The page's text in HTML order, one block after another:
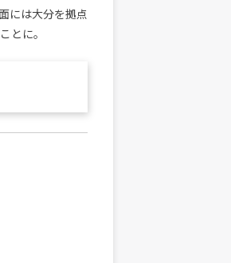
には大分を拠点
とに。